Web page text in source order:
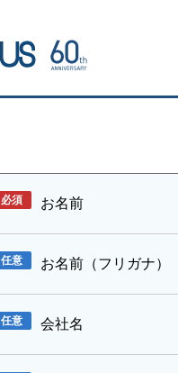
必須 お名前
任意 お名前（フリガナ）
任意 会社名